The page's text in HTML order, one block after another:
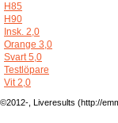
H85
H90
Insk. 2,0
Orange 3,0
Svart 5,0
Testlöpare
Vit 2,0
©2012-, Liveresults (http://